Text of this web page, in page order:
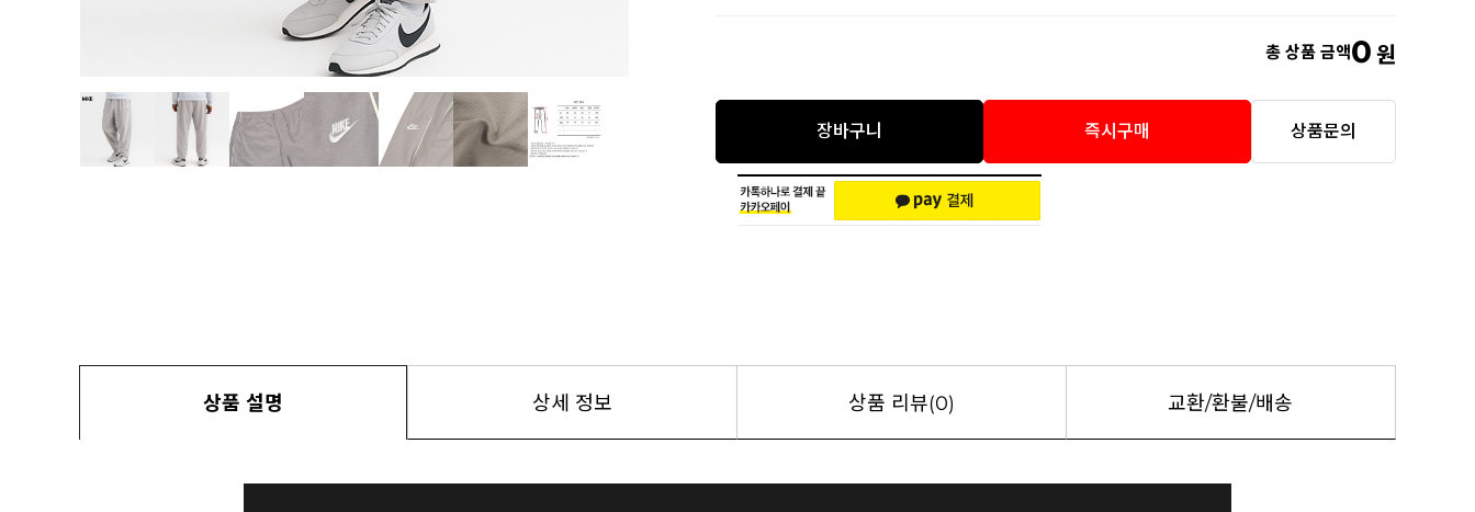
총 상품 금액0 원
장바구니 즉시구매 상품문의
상품 설명 상세 정보 상품 리뷰(0) 교환/환불/배송